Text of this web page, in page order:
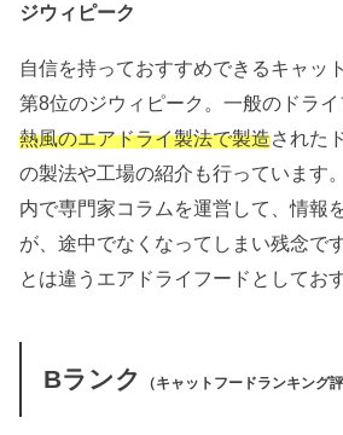
ジウィピーク
自信を持っておすすめできるキャッ
第8位のジウィピーク。一般のドラ
熱風のエアドライ製法で製造された
の製法や工場の紹介も行っています
内で専門家コラムを運営して、情報
が、途中でなくなってしまい残念で
とは違うエアドライフードとしてお
Bランク （キャットフードランキング